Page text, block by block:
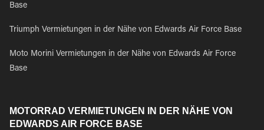
Base
Triumph Vermietungen in der Nähe von Edwards Air Force Base
Moto Morini Vermietungen in der Nähe von Edwards Air Force
Base
MOTORRAD VERMIETUNGEN IN DER NÄHE VON
EDWARDS AIR FORCE BASE